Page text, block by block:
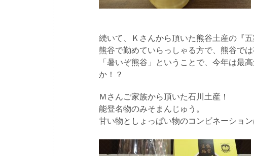
続いて、Ｋさんから頂いた熊谷土産の『
熊谷で勤めていらっしゃる方で、熊谷で
「暑いぞ熊谷」ということで、今年は最
か！？
Ｍさんご家族から頂いた石川土産！
能登名物のみそまんじゅう。
甘い物としょっぱい物のコンビネーショ